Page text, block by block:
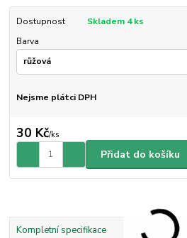
Dostupnost
Skladem 4 ks
Barva
Nejsme plátci DPH
30 Kč/ks
Přidat do košíku
Kompletní specifikace